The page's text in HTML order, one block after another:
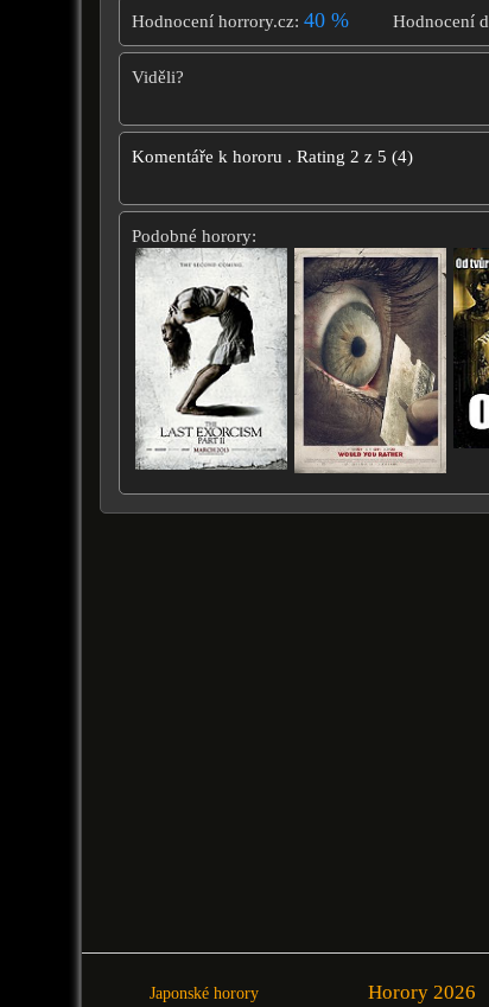
Hodnocení horrory.cz: 40 % Hodnocení
Viděli?
Komentáře k hororu . Rating 2 z 5 (4)
Podobné horory:
Japonské horory Horory 2026